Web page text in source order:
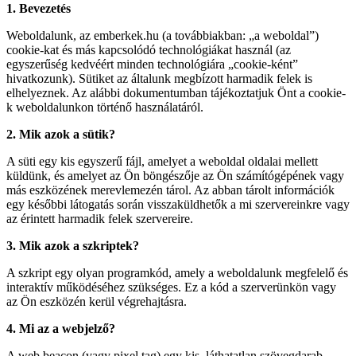
1. Bevezetés
Weboldalunk, az emberkek.hu (a továbbiakban: „a weboldal”)
cookie-kat és más kapcsolódó technológiákat használ (az
egyszerűség kedvéért minden technológiára „cookie-ként”
hivatkozunk). Sütiket az általunk megbízott harmadik felek is
elhelyeznek. Az alábbi dokumentumban tájékoztatjuk Önt a cookie-
k weboldalunkon történő használatáról.
2. Mik azok a sütik?
A süti egy kis egyszerű fájl, amelyet a weboldal oldalai mellett
küldünk, és amelyet az Ön böngészője az Ön számítógépének vagy
más eszközének merevlemezén tárol. Az abban tárolt információk
egy későbbi látogatás során visszaküldhetők a mi szervereinkre vagy
az érintett harmadik felek szervereire.
3. Mik azok a szkriptek?
A szkript egy olyan programkód, amely a weboldalunk megfelelő és
interaktív működéséhez szükséges. Ez a kód a szerverünkön vagy
az Ön eszközén kerül végrehajtásra.
4. Mi az a webjelző?